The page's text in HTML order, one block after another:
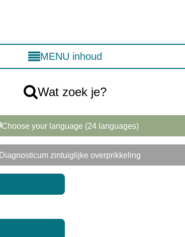
MENU inhoud
Wat zoek je?
Choose your language (24 languages)
Diagnosticum zintuiglijke overprikkeling